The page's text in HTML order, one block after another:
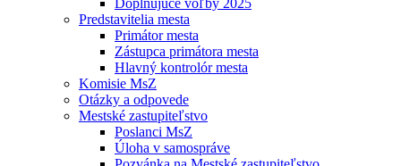
Doplňujúce voľby 2025
Predstavitelia mesta
Primátor mesta
Zástupca primátora mesta
Hlavný kontrolór mesta
Komisie MsZ
Otázky a odpovede
Mestské zastupiteľstvo
Poslanci MsZ
Úloha v samospráve